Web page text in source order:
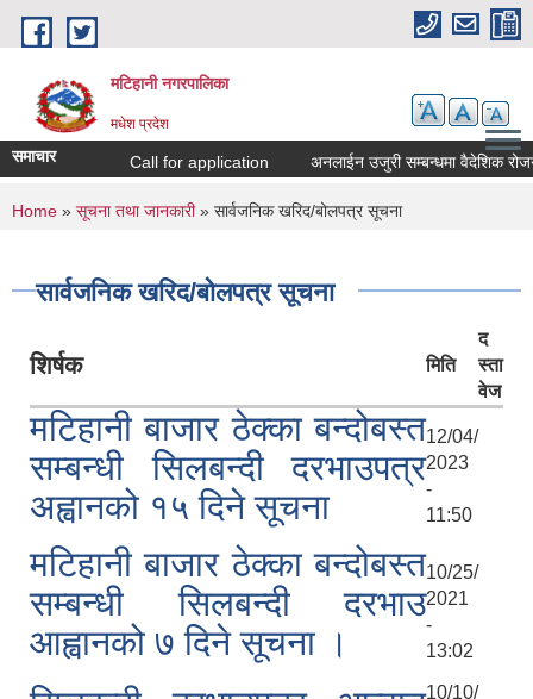
Skip to main content
मटिहानी नगरपालिका
मधेश प्रदेश
समाचार Call for application अनलाईन उजुरी सम्बन्धमा वैदेशिक
You are here
Home » सूचना तथा जानकारी» सार्वजनिक खरिद/बोलपत्र सूचना
सार्वजनिक खरिद/बोलपत्र सूचना
शिर्षक मिति
द
स्ता
वेज
मटिहानी बाजार ठेक्का बन्दोबस्त
सम्बन्धी सिलबन्दी दरभाउपत्र
अह्वानको १५ दिने सूचना
12/04/
2023
-
11:50
मटिहानी बाजार ठेक्का बन्दोबस्त
सम्बन्धी सिलबन्दी दरभाउ
आह्वानको ७ दिने सूचना ।
10/25/
2021
-
13:02
10/10/